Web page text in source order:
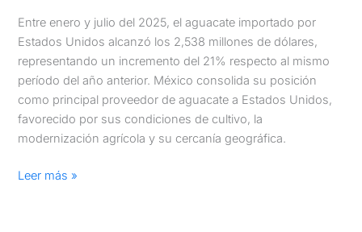
Entre enero y julio del 2025, el aguacate importado por
Estados Unidos alcanzó los 2,538 millones de dólares,
representando un incremento del 21% respecto al mismo
período del año anterior. México consolida su posición
como principal proveedor de aguacate a Estados Unidos,
favorecido por sus condiciones de cultivo, la
modernización agrícola y su cercanía geográfica.
Leer más »